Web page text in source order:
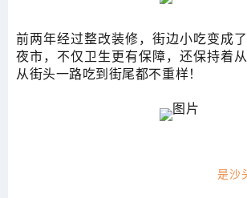
前两年经过整改装修，街边小吃变成
夜市，不仅卫生更有保障，还保持着从
从街头一路吃到街尾都不重样！
是沙